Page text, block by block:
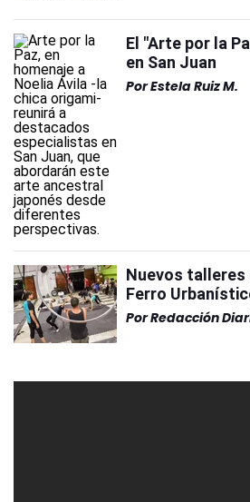
El "Arte por la
en San Juan
PorEstela Ruiz M.
Nuevos talleres
Ferro
PorRedacción